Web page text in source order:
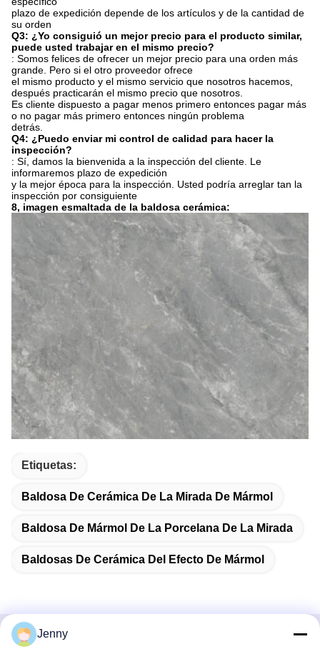
plazo de expedición depende de los artículos y de la cantidad de
su orden
Q3: ¿Yo consiguió un mejor precio para el producto similar,
puede usted trabajar en el mismo precio?
: Somos felices de ofrecer un mejor precio para una orden más
grande. Pero si el otro proveedor ofrece
el mismo producto y el mismo servicio que nosotros hacemos,
después practicarán el mismo precio que nosotros.
Es cliente dispuesto a pagar menos primero entonces pagar más
o no pagar más primero entonces ningún problema
detrás.
Q4: ¿Puedo enviar mi control de calidad para hacer la
inspección?
: Sí, damos la bienvenida a la inspección del cliente. Le
informaremos plazo de expedición
y la mejor época para la inspección. Usted podría arreglar tan la
inspección por consiguiente
8, imagen esmaltada de la baldosa cerámica:
Etiquetas:
Baldosa De Cerámica De La Mirada De Mármol
Baldosa De Mármol De La Porcelana De La Mirada
Baldosas De Cerámica Del Efecto De Mármol
Contacto rápido
Jenny